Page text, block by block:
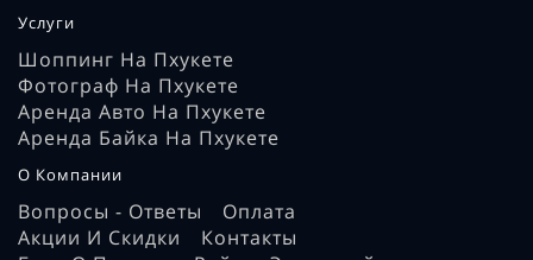
Услуги
Шоппинг На Пхукете
Фотограф На Пхукете
Аренда Авто На Пхукете
Аренда Байка На Пхукете
О Компании
Вопросы - Ответы
Оплата
Акции И Скидки
Контакты